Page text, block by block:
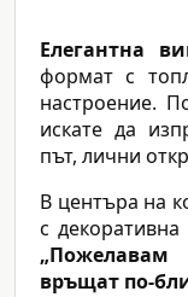
Елегантна
формат с
настроение.
искате да
път, лични
В центъра на
с
връщат по-